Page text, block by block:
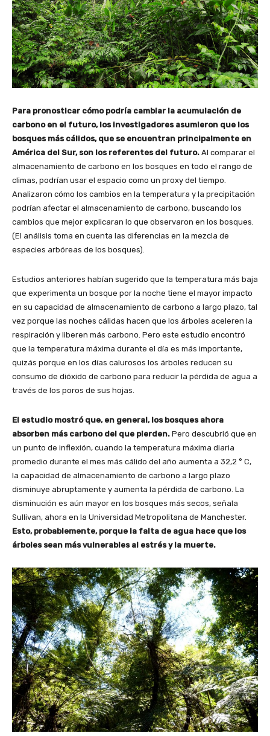
Para pronosticar cómo podría cambiar la acumulación de
carbono en el futuro, los investigadores asumieron que los
bosques más cálidos, que se encuentran principalmente en
América del Sur, son los referentes del futuro. Al comparar el
almacenamiento de carbono en los bosques en todo el rango de
climas, podrían usar el espacio como un proxy del tiempo.
Analizaron cómo los cambios en la temperatura y la precipitación
podrían afectar el almacenamiento de carbono, buscando los
cambios que mejor explicaran lo que observaron en los bosques.
(El análisis toma en cuenta las diferencias en la mezcla de
especies arbóreas de los bosques).
Estudios anteriores habían sugerido que la temperatura más baja
que experimenta un bosque por la noche tiene el mayor impacto
en su capacidad de almacenamiento de carbono a largo plazo, tal
vez porque las noches cálidas hacen que los árboles aceleren la
respiración y liberen más carbono. Pero este estudio encontró
que la temperatura máxima durante el día es más importante,
quizás porque en los días calurosos los árboles reducen su
consumo de dióxido de carbono para reducir la pérdida de agua a
través de los poros de sus hojas.
El estudio mostró que, en general, los bosques ahora
absorben más carbono del que pierden. Pero descubrió que en
un punto de inflexión, cuando la temperatura máxima diaria
promedio durante el mes más cálido del año aumenta a 32,2 ° C,
la capacidad de almacenamiento de carbono a largo plazo
disminuye abruptamente y aumenta la pérdida de carbono. La
disminución es aún mayor en los bosques más secos, señala
Sullivan, ahora en la Universidad Metropolitana de Manchester.
Esto, probablemente, porque la falta de agua hace que los
árboles sean más vulnerables al estrés y la muerte.